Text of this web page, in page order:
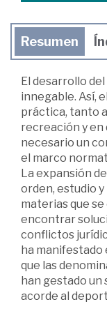
Resumen
El desarrollo
innegable. Así,
práctica, tanto
recreación y en
necesario un
el marco
La expansión
orden, estudio
materias que
encontrar
conflictos
ha
que las
han gestado
acorde al